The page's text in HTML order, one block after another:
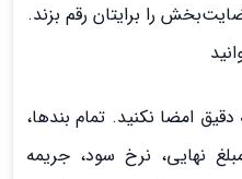
را برایتان رقم بزند.
امضا نکنید. تمام بندها،
نهایی، نرخ سود، جریمه